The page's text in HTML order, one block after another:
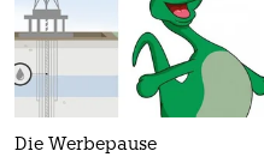
sport
berlin
nord
Die Werbepause